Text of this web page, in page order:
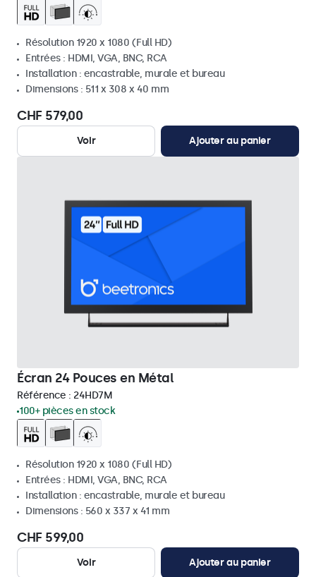
Résolution 1920 x 1080 (Full HD)
Entrées : HDMI, VGA, BNC, RCA
Installation : encastrable, murale et bureau
Dimensions : 511 x 308 x 40 mm
CHF 579,00
Voir Ajouter au panier
Écran 24 Pouces en Métal
Référence : 24HD7M
100+ pièces en stock
Résolution 1920 x 1080 (Full HD)
Entrées : HDMI, VGA, BNC, RCA
Installation : encastrable, murale et bureau
Dimensions : 560 x 337 x 41 mm
CHF 599,00
Voir Ajouter au panier